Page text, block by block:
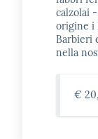
calzolai
origine i
Barbieri
nella
€